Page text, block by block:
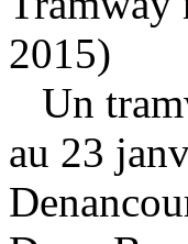
2015)
Un
au 23